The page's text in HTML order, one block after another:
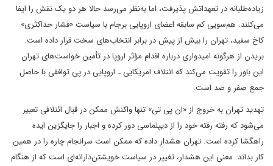
زیاده‌طلبانه در تعهداتش پذیرفت، اما به‌نظر می‌رسد حالا هر دو یک نقش را ایفا
می‌کنند. هم‌سویی کم سابقه اعضای اروپایی برجام با سیاست «فشار حداکثری»
کاخ سفید، تهران را بیش از پیش در برابر انتخاب‌های سخت قرار داده است.
بریدن از هرگونه امیدواری درباره اقدام مؤثر اروپا در تأمین خواست‌های تهران
این باور را تقویت می‌کند که ائتلاف امریکایی ـ اروپایی در پی توافقی با حاصل
جمع صفر و صد است.
تهدید تهران به خروج از «ان پی تی» تنها واکنش ممکن در قبال ائتلافی تعبیر
می‌شود که رفته رفته خود را از دیپلماسی دور کرده و اجبار را جایگزین ایده
راهگشا کرده است. تهران هشدار داده که ممکن است سرانجام چاره را در همین
کار بداند. معنی این هشدار، تغییر در سیاست خویشتن‌دارانه‌ای است که از هنگام